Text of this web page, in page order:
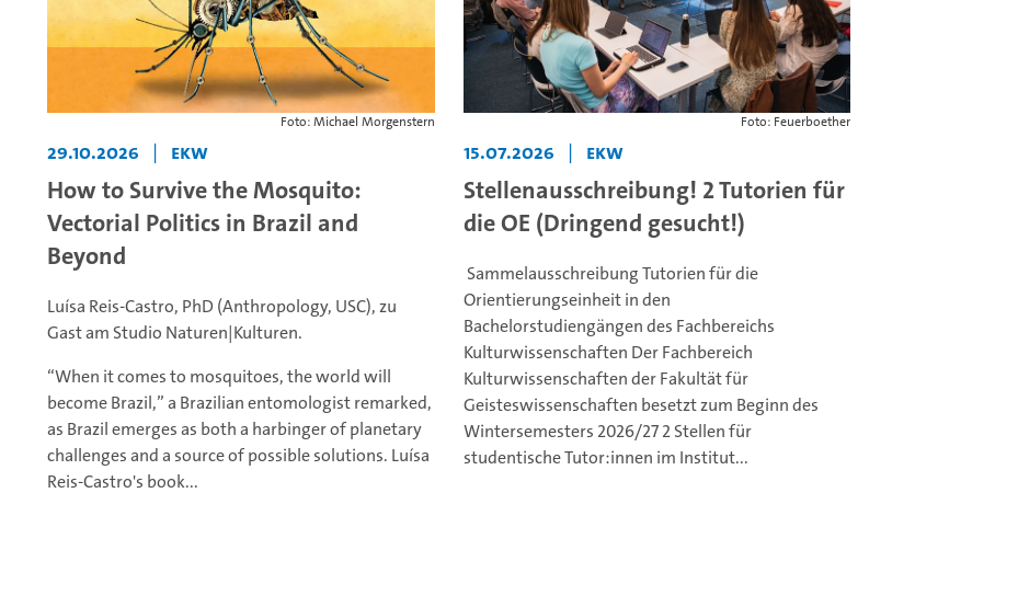
Foto: Michael Morgenstern
29.10.2026 | ekw
How to Survive the Mosquito:
Vectorial Politics in Brazil and
Beyond
Luísa Reis-Castro, PhD (Anthropology, USC), zu
Gast am Studio Naturen|Kulturen.
“When it comes to mosquitoes, the world will
become Brazil,” a Brazilian entomologist remarked,
as Brazil emerges as both a harbinger of planetary
challenges and a source of possible solutions. Luísa
Reis-Castro's book...
Foto: Feuerboether
15.07.2026 | ekw
Stellenausschreibung! 2 Tutorien für
die OE (Dringend gesucht!)
Sammelausschreibung Tutorien für die
Orientierungseinheit in den
Bachelorstudiengängen des Fachbereichs
Kulturwissenschaften Der Fachbereich
Kulturwissenschaften der Fakultät für
Geisteswissenschaften besetzt zum Beginn des
Wintersemesters 2026/27 2 Stellen für
studentische Tutor:innen im Institut...